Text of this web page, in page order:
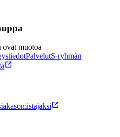
ovat muotoa
PalvelutS-ryhmän